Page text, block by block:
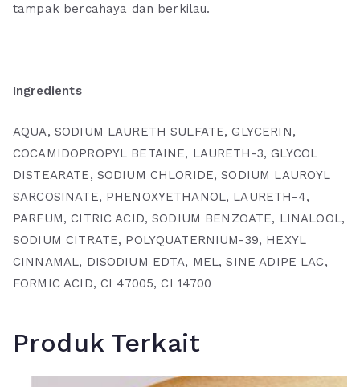
tampak bercahaya dan berkilau.
Ingredients
AQUA, SODIUM LAURETH SULFATE, GLYCERIN,
COCAMIDOPROPYL BETAINE, LAURETH-3, GLYCOL
DISTEARATE, SODIUM CHLORIDE, SODIUM LAUROYL
SARCOSINATE, PHENOXYETHANOL, LAURETH-4,
PARFUM, CITRIC ACID, SODIUM BENZOATE, LINALOOL,
SODIUM CITRATE, POLYQUATERNIUM-39, HEXYL
CINNAMAL, DISODIUM EDTA, MEL, SINE ADIPE LAC,
FORMIC ACID, CI 47005, CI 14700
Produk Terkait